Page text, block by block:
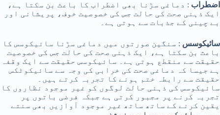
اضطراب : دماغی سڑنا بھی اضطراب کا باعث بن سکتا ہے،
ایک ذہنی صحت کی حالت جس کی خصوصیت خوف، پریشانی اور
بے چینی کے جذبات سے ہوتی ہے۔
سائیکوسس : سنگین صورتوں میں دماغی سڑنا سائیکوسس کا
باعث بن سکتا ہے، ایک ذہنی صحت کی حالت جس کی خصوصیت
حقیقت سے منقطع ہوتی ہے۔ سائیکوسس حقیقت سے ایک وقفہ
ہے جیسا کہ دماغی صحت کی خرابی کی وجہ سے سائیکوٹکس
حقیقت سے رابطہ ختم ہونے کا تجربہ کرتے ہیں۔
سائیکوسس کی ذہنی حالت لوگوں کو غیر موجود نظاروں کا
تجربہ کرنے پر مجبور کرتی ہے جبکہ فرضی باتوں پر
یقین کرنے کے ساتھ ساتھ غیر موجود آوازیں بھی سنتے